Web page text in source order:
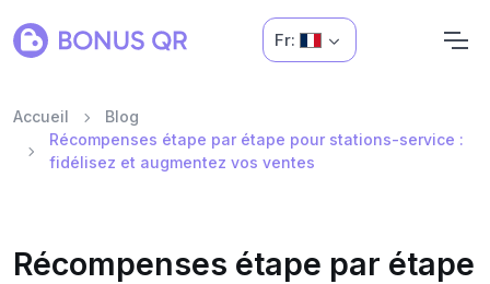
Fr:
Accueil
Blog
Récompenses étape par étape pour stations-service :
fidélisez et augmentez vos ventes
Récompenses étape par étape